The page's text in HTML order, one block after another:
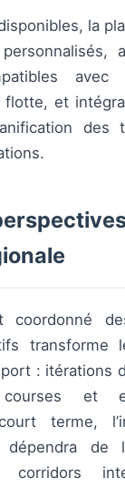
la
avec
flotte, et
des
coordonné
transforme
: itérations
et
terme,
dépendra de